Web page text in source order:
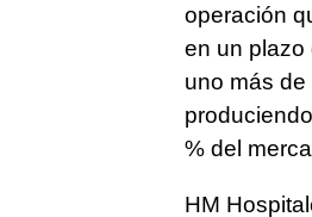
operación
en un plazo
uno más
% del
HM